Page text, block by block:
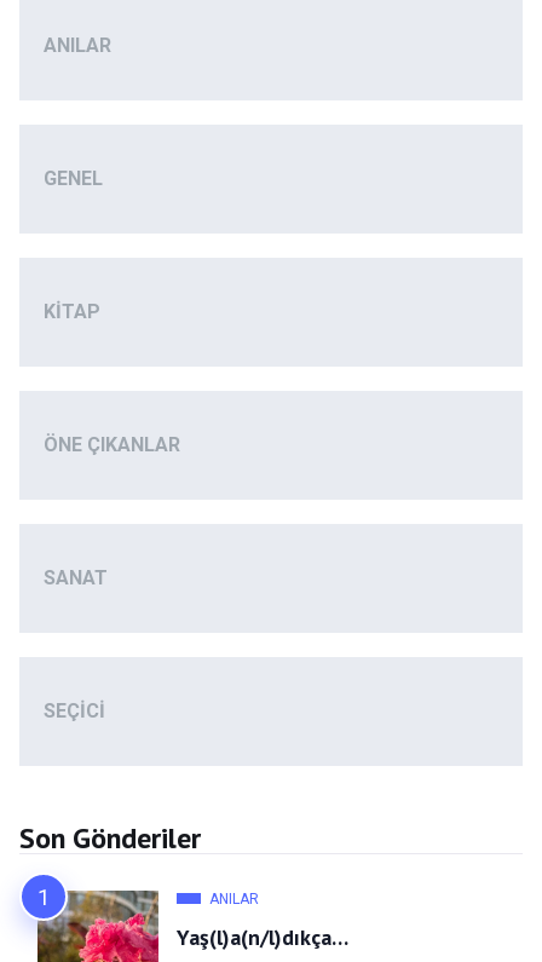
ANILAR
GENEL
KITAP
ÖNE ÇIKANLAR
SANAT
SEÇICI
Son Gönderiler
ANILAR
Yaş(l)a(n/l)dıkça…